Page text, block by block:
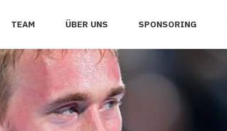
TEAM ÜBER UNS SPONSORING